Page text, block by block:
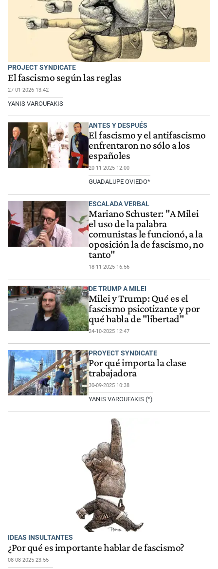
PROJECT SYNDICATE
El fascismo según las reglas
27-01-2026 13:42
YANIS VAROUFAKIS
ANTES Y DESPUÉS
El fascismo y el antifascismo
enfrentaron no sólo a los
españoles
20-11-2025 12:00
GUADALUPE OVIEDO*
ESCALADA VERBAL
Mariano Schuster: "A Milei
el uso de la palabra
comunistas le funcionó, a la
oposición la de fascismo, no
tanto"
18-11-2025 16:56
DE TRUMP A MILEI
Milei y Trump: Qué es el
fascismo psicotizante y por
qué habla de "libertad"
24-10-2025 12:47
PROYECT SYNDICATE
Por qué importa la clase
trabajadora
30-09-2025 10:38
YANIS VAROUFAKIS (*)
IDEAS INSULTANTES
¿Por qué es importante hablar de fascismo?
08-08-2025 23:55